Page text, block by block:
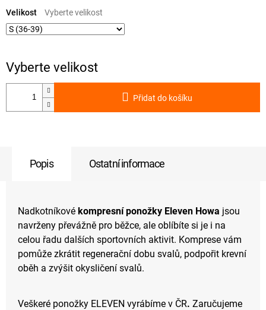
cena:
Velikost
Přidat do košíku
Popis Ostatní informace
Nadkotníkové kompresní ponožky Eleven Howa jsou
navrženy převážně pro běžce, ale oblíbíte si je i na
celou řadu dalších sportovních aktivit. Komprese vám
pomůže zkrátit regenerační dobu svalů, podpořit krevní
oběh a zvýšit okysličení svalů.
Veškeré ponožky ELEVEN vyrábíme v ČR. Zaručujeme